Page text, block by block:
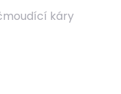
káry